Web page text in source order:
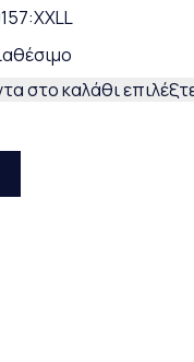
στο καλάθι